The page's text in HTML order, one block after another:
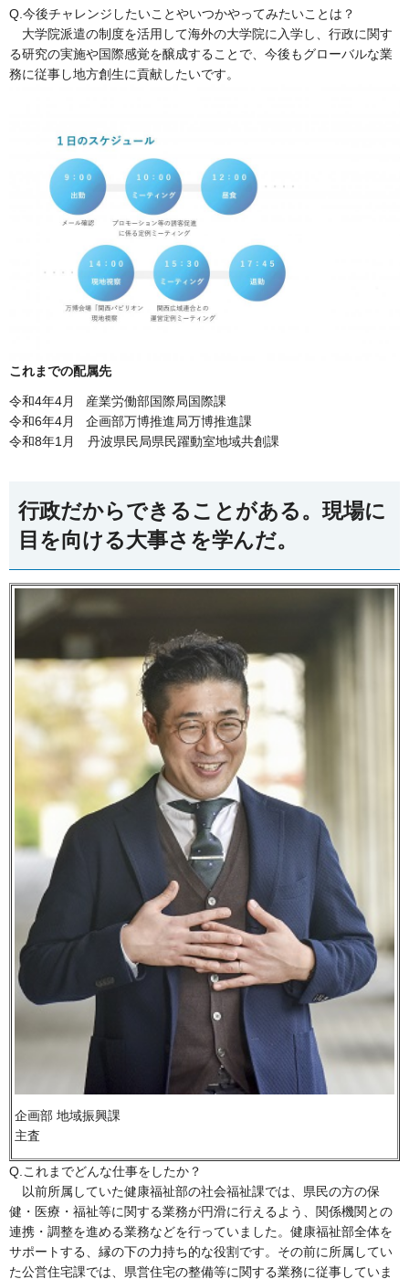
Q.今後チャレンジしたいことやいつかやってみたいことは？
大学院派遣の制度を活用して海外の大学院に入学し、行政に関す
る研究の実施や国際感覚を醸成することで、今後もグローバルな業
務に従事し地方創生に貢献したいです。
これまでの配属先
令和4年4月 産業労働部国際局国際課
令和6年4月 企画部万博推進局万博推進課
令和8年1月 丹波県民局県民躍動室地域共創課
行政だからできることがある。現場に
目を向ける大事さを学んだ。
企画部 地域振興課
主査
Q.これまでどんな仕事をしたか？
以前所属していた健康福祉部の社会福祉課では、県民の方の保
健・医療・福祉等に関する業務が円滑に行えるよう、関係機関との
連携・調整を進める業務などを行っていました。健康福祉部全体を
サポートする、縁の下の力持ち的な役割です。その前に所属してい
た公営住宅課では、県営住宅の整備等に関する業務に従事していま